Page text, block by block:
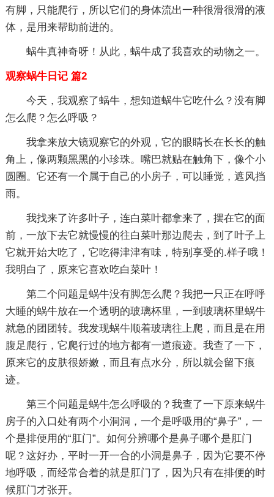
有脚，只能爬行，所以它们的身体流出一种很滑很滑的液
体，是用来帮助前进的。
蜗牛真神奇呀！从此，蜗牛成了我喜欢的动物之一。
观察蜗牛日记 篇2
今天，我观察了蜗牛，想知道蜗牛它吃什么？没有脚
怎么爬？怎么呼吸？
我拿来放大镜观察它的外观，它的眼睛长在长长的触
角上，像两颗黑黑的小珍珠。嘴巴就贴在触角下，像个小
圆圈。它还有一个属于自己的小房子，可以睡觉，遮风挡
雨。
我找来了许多叶子，连白菜叶都拿来了，摆在它的面
前，一放下去它就慢慢的往白菜叶那边爬去，到了叶子上
它就开始大吃了，它吃得津津有味，特别享受的.样子哦！
我明白了，原来它喜欢吃白菜叶！
第二个问题是蜗牛没有脚怎么爬？我把一只正在呼呼
大睡的蜗牛放在一个透明的玻璃杯里，一到玻璃杯里蜗牛
就急的团团转。我发现蜗牛顺着玻璃往上爬，而且是在用
腹足爬行，它爬行过的地方都有一道痕迹。我查了一下，
原来它的皮肤很娇嫩，而且有点水分，所以就会留下痕
迹。
第三个问题是蜗牛怎么呼吸的？我查了一下原来蜗牛
房子的入口处有两个小洞洞，一个是呼吸用的“鼻子”，一
个是排便用的“肛门”。如何分辨哪个是鼻子哪个是肛门
呢？这好办，平时一开一合的小洞是鼻子，因为它要不停
地呼吸，而经常合着的就是肛门了，因为只有在排便的时
候肛门才张开。